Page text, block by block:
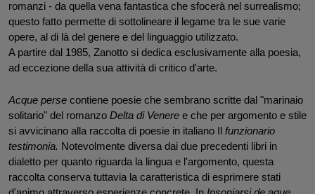
romanzi - da quella vena fantastica che sfocerà nel surrealismo;
questo fatto permette di sottolineare il legame tra le sue varie
opere, al di là del genere e del linguaggio utilizzato.
A partire dal 1985, Zanotto si dedica esclusivamente alla poesia,
ad eccezione della sua attività di critico d'arte.
Acque perse contiene poesie che sembrano scritte dal "marinaio
solitario" del romanzo Delta di Venere e che per argomento e stile
si avvicinano alla raccolta di poesie in italiano Il
funzionario
testimonia. Notevolmente diversa dai due precedenti libri in
dialetto per quanto riguarda la lingua e l'argomento, questa
raccolta conserva tuttavia la caratteristica di esprimere stati